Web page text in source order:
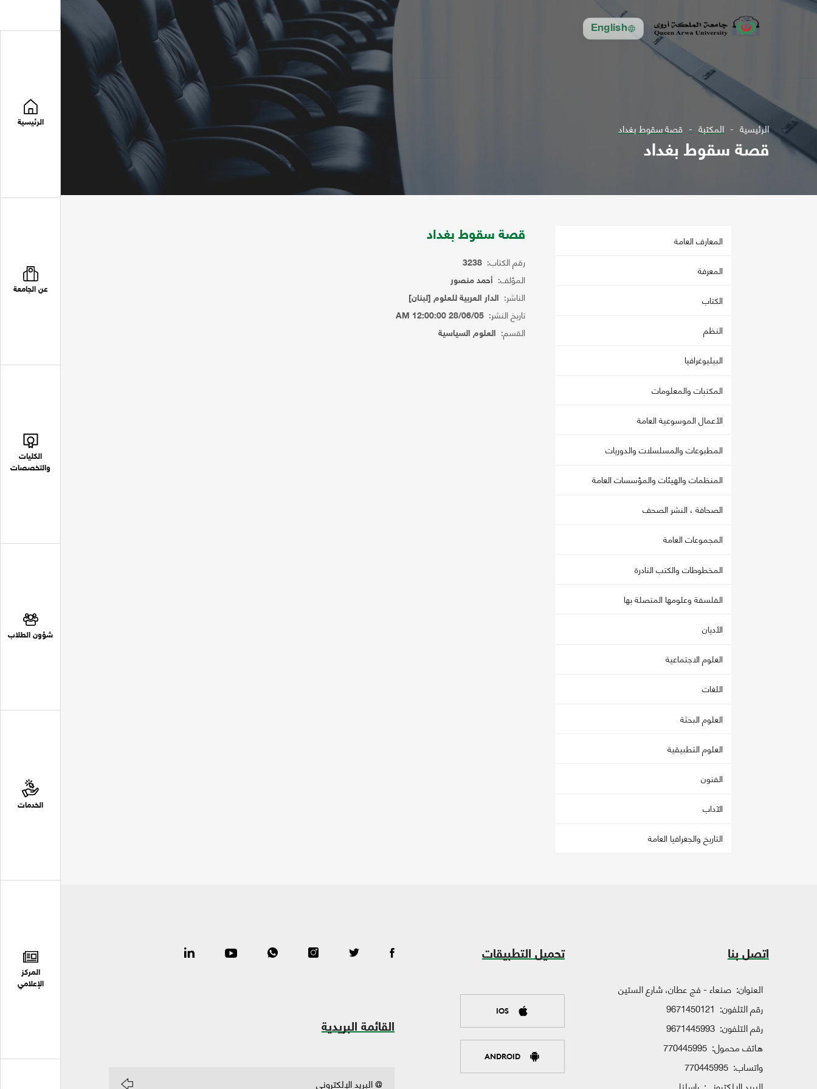
English
الرئيسية
عن الجامعة
الكليات
والتخصصات
شؤون الطلاب
الخدمات
المركز
الإعلامي
الرئيسية المكتبة قصة سقوط بغداد
قصة سقوط بغداد
المعارف العامة
المعرفة
الكتاب
النظم
البيليوغرافيا
المكتبات والمعلومات
الأعمال الموسوعية العامة
المطبوعات والمسلسلات والدوريات
المنظمات والهيئات والمؤسسات العامة
الصحافة ، النشر الصحف
المجموعات العامة
المخطوطات والكتب النادرة
الفلسفة وعلومها المتصلة بها
الأديان
العلوم الاجتماعية
اللغات
العلوم البحثة
العلوم التطبيقية
الفنون
الآداب
التاريخ والجغرافيا العامة
قصة سقوط بغداد
رقم الكتاب: 3238
المؤلف: أحمد منصور
الناشر: الدار العربية للعلوم [لبنان]
تاريخ النشر: 28/06/05 12:00:00 AM
القسم: العلوم السياسية
اتصل بنا
العنوان: صنعاء - فج عطان، شارع الستين
رقم التلفون: 9671450121
رقم التلفون: 9671445993
هاتف محمول: 770445995
واتساب: 770445995
تحميل التطبيقات
IOS
ANDROID
القائمة البريدية